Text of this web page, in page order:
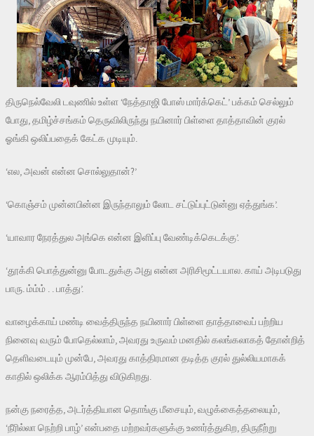
திருநெல்வேலி டவுணில் உள்ள ‘நேத்தாஜி போஸ் மார்க்கெட்’ பக்கம் செல்லும்
போது, தமிழ்ச்சங்கம் தெருவிலிருந்து நயினார் பிள்ளை தாத்தாவின் குரல்
ஓங்கி ஒலிப்பதைக் கேட்க முடியும்.
‘எல, அவன் என்ன சொல்லுதான்?’
‘கொஞ்சம் முன்னபின்ன இருந்தாலும் லோட சட்டுப்புட்டுன்னு ஏத்துங்க’.
‘யாவார நேரத்துல அங்கெ என்ன இளிப்பு வேண்டிக்கெடக்கு’.
‘தூக்கி பொத்துன்னு போடதுக்கு அது என்ன அரிசிமூட்டயால. காய் அடிபடுது
பாரு. ம்ம்ம் . . பாத்து’.
வாழைக்காய் மண்டி வைத்திருந்த நயினார் பிள்ளை தாத்தாவைப் பற்றிய
நினைவு வரும் போதெல்லாம், அவரது உருவம் மனதில் கலங்கலாகத் தோன்றித்
தெளிவடையும் முன்பே, அவரது காத்திரமான தடித்த குரல் துல்லியமாகக்
காதில் ஒலிக்க ஆரம்பித்து விடுகிறது.
நன்கு நரைத்த, அடர்த்தியான தொங்கு மீசையும், வழுக்கைத்தலையும்,
‘நீரில்லா நெற்றி பாழ்’ என்பதை மற்றவர்களுக்கு உணர்த்துகிற, திருநீற்று